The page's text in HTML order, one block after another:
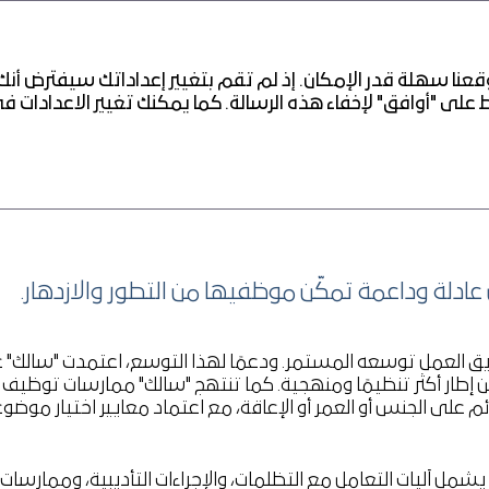
المالي
عادلة وداعمة تمكّن موظفيها من التطور والازدهار.
إطار أكثر تنظيمًا ومنهجية. كما تنتهج "سالك" ممارسات
على الجنس أو العمر أو الإعاقة، مع اعتماد معايير اختيار
البشرية، بما يشمل آليات التعامل مع التظلمات، والإجراءات التأديبية،
سهلة قدر الإمكان. إذ لم تقم بتغيير إعداداتك سيفترض